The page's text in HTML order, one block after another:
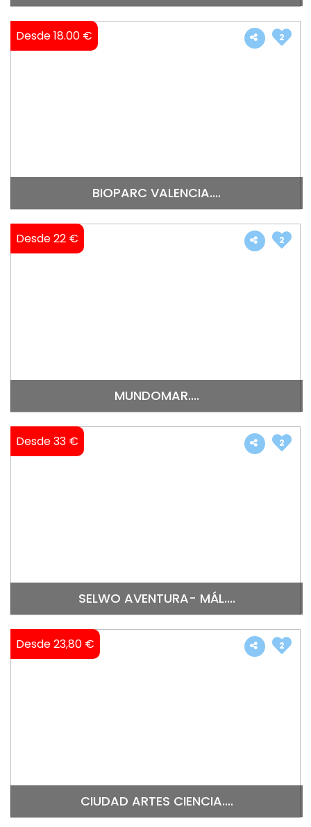
Desde 18.00 €
BIOPARC VALENCIA....
2
Desde 22 €
MUNDOMAR....
2
Desde 33 €
SELWO AVENTURA- MÁL....
2
Desde 23,80 €
CIUDAD ARTES CIENCIA....
2